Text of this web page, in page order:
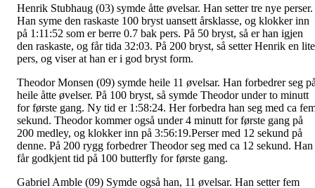
Henrik Stubhaug (03) symde åtte øvelsar. Han setter tre nye perser.
Han syme den raskaste 100 bryst uansett årsklasse, og klokker inn
på 1:11:52 som er berre 0.7 bak pers. På 50 bryst, så er han igjen
den raskaste, og får tida 32:03. På 200 bryst, så setter Henrik en
pers, og viser at han er i god bryst form.
Theodor Monsen (09) symde heile 11 øvelsar. Han forbedrer seg
heile åtte øvelser. På 100 bryst, så symde Theodor under to minutt
for første gang. Ny tid er 1:58:24. Her forbedra han seg med ca
sekund. Theodor kommer også under 4 minutt for første gang på
200 medley, og klokker inn på 3:56:19.Perser med 12 sekund på
denne. På 200 rygg forbedrer Theodor seg med ca 12 sekund. Han
får godkjent tid på 100 butterfly for første gang.
Gabriel Amble (09) Symde også han, 11 øvelsar. Han setter fem